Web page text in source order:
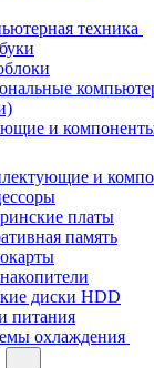
техника
и
и
платы
память
диски HDD
питания
охлаждения